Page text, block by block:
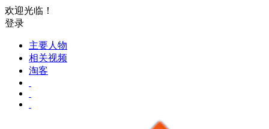
欢迎光临！
登录
主要人物
相关视频
淘客